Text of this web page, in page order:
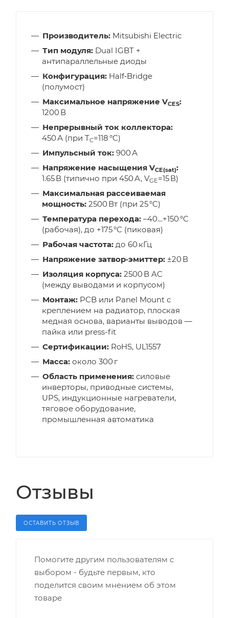
Производитель: Mitsubishi Electric
Тип модуля: Dual IGBT +
антипараллельные диоды
Конфигурация: Half‑Bridge
(полумост)
Максимальное напряжение VCES:
1200 В
Непрерывный ток коллектора:
450 А (при TC=118 °C)
Импульсный ток: 900 А
Напряжение насыщения VCE(sat):
1.65 В (типично при 450 А, VGE=15 В)
Максимальная рассеиваемая
мощность: 2500 Вт (при 25 °C)
Температура перехода: –40…+150 °C
(рабочая), до +175 °C (пиковая)
Рабочая частота: до 60 кГц
Напряжение затвор‑эмиттер: ±20 В
Изоляция корпуса: 2500 В AC
(между выводами и корпусом)
Монтаж: PCB или Panel Mount с
креплением на радиатор, плоская
медная основа, варианты выводов —
пайка или press-fit
Сертификации: RoHS, UL1557
Масса: около 300 г
Область применения: силовые
инверторы, приводные системы,
UPS, индукционные нагреватели,
тяговое оборудование,
промышленная автоматика
Отзывы
ОСТАВИТЬ ОТЗЫВ
Помогите другим пользователям с
выбором - будьте первым, кто
поделится своим мнением об этом
товаре